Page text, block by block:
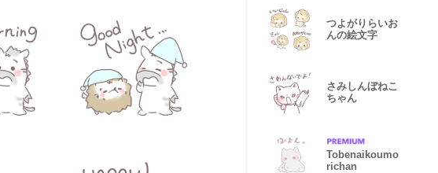
つよがりらいお
んの絵文字
さみしんぼねこ
ちゃん
Tobenaikoumo
richan